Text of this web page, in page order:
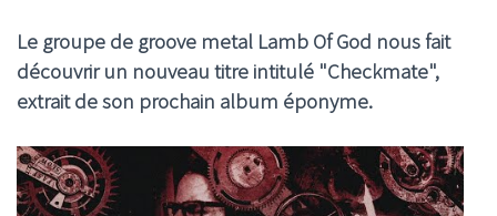
Le groupe de groove metal Lamb Of God nous fait
découvrir un nouveau titre intitulé "Checkmate",
extrait de son prochain album éponyme.